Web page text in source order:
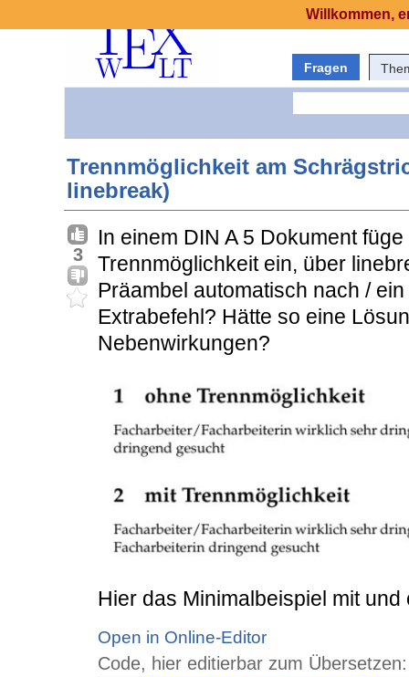
Fragen
Trennmöglichkeit am
linebreak)
3
In einem DIN A 5 Dokument
Trennmöglichkeit ein, über
Präambel automatisch nach /
Extrabefehl? Hätte so eine
Nebenwirkungen?
Hier das Minimalbeispiel mit und
Open in Online-Editor
Code, hier editierbar zum Übersetzen:
Willkommen,